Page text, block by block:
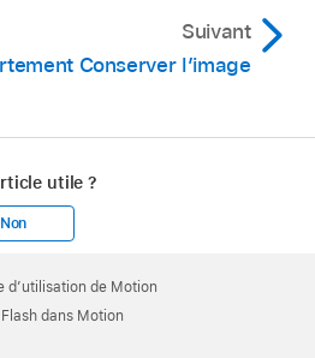
Suivant
Conserver l’image
utile ?
Non
d’utilisation de Motion
dans Motion